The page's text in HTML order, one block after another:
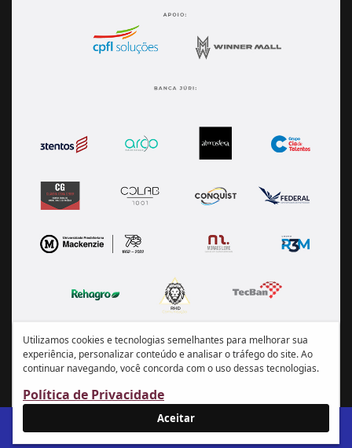
IR AO SITE ABRASCE
Utilizamos cookies e tecnologias semelhantes para melhorar sua
experiência, personalizar conteúdo e analisar o tráfego do site. Ao
continuar navegando, você concorda com o uso dessas tecnologias.
Política de Privacidade
Aceitar